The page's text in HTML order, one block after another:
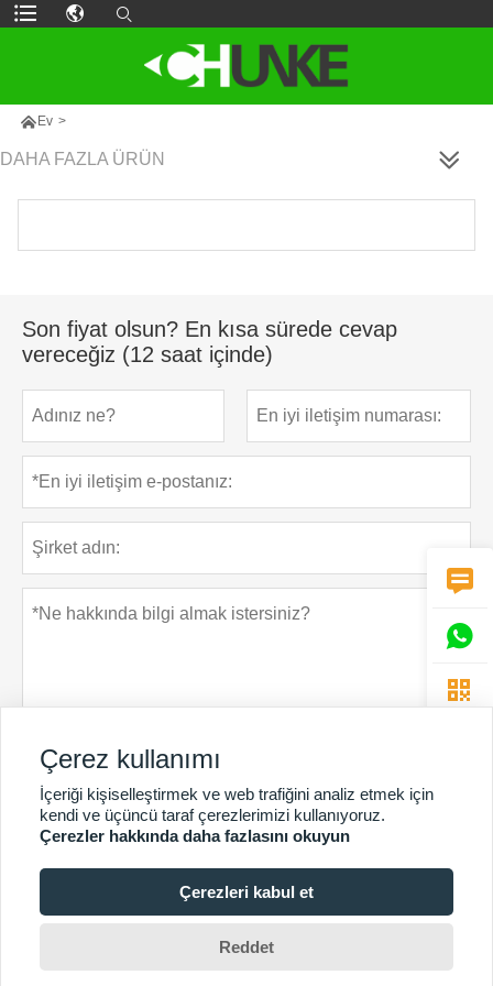
 Ev >
DAHA FAZLA ÜRÜN
Son fiyat olsun? En kısa sürede cevap
vereceğiz (12 saat içinde)
Gönder Gizlilik Politikası
DAHA FAZLA HIZMET
Telif Hakkı © Guangzhou Chunke Çevre Teknolojisi Ltd.Şti.E-



Çerez kullanımı
İçeriği kişiselleştirmek ve web trafiğini analiz etmek için
kendi ve üçüncü taraf çerezlerimizi kullanıyoruz.
Çerezler hakkında daha fazlasını okuyun
Çerezleri kabul et
Reddet